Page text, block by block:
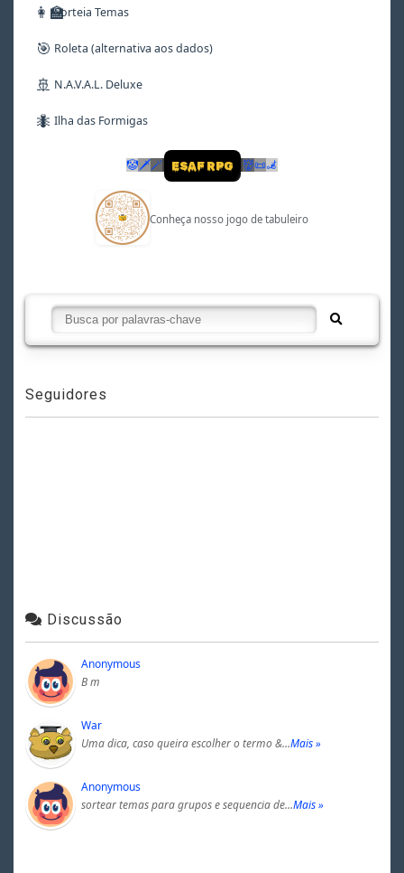
👩‍🏫Sorteia Temas
🎯 Roleta (alternativa aos dados)
🚢 N.A.V.A.L. Deluxe
🐜 Ilha das Formigas
🤡 🗡🪄 ESAF RPG 👹📜🦼
Conheça nosso jogo de tabuleiro
Seguidores
Discussão
Anonymous
B m
War
Uma dica, caso queira escolher o termo &…Mais »
Anonymous
sortear temas para grupos e sequencia de…Mais »